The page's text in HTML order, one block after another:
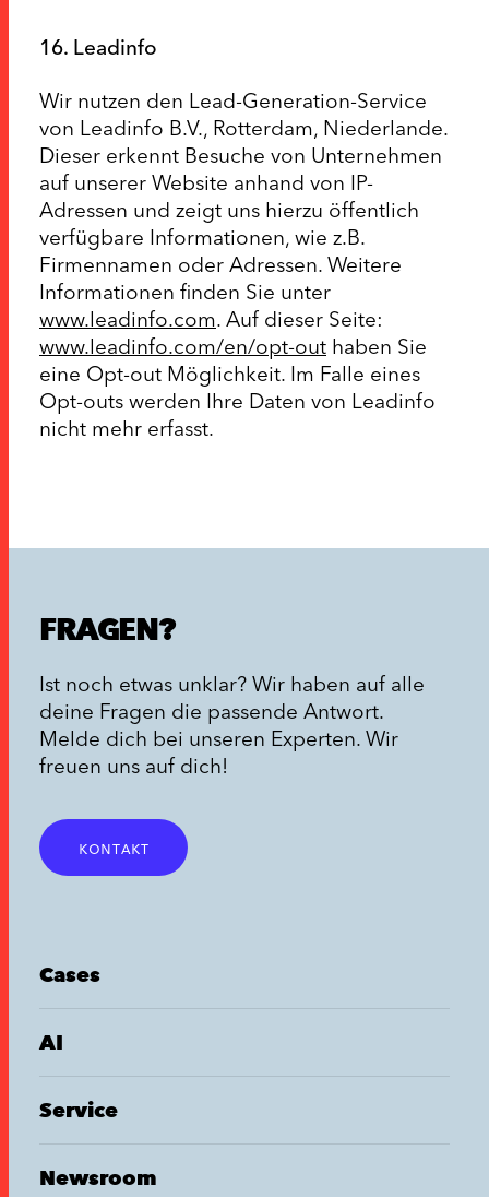
16. Leadinfo
Wir nutzen den Lead-Generation-Service
von Leadinfo B.V., Rotterdam, Niederlande.
Dieser erkennt Besuche von Unternehmen
auf unserer Website anhand von IP-
Adressen und zeigt uns hierzu öffentlich
verfügbare Informationen, wie z.B.
Firmennamen oder Adressen. Weitere
Informationen finden Sie unter
www.leadinfo.com. Auf dieser Seite:
www.leadinfo.com/en/opt-out haben Sie
eine Opt-out Möglichkeit. Im Falle eines
Opt-outs werden Ihre Daten von Leadinfo
nicht mehr erfasst.
FRAGEN?
Ist noch etwas unklar? Wir haben auf alle
deine Fragen die passende Antwort.
Melde dich bei unseren Experten. Wir
freuen uns auf dich!
kontakt
Cases
AI
Service
Newsroom